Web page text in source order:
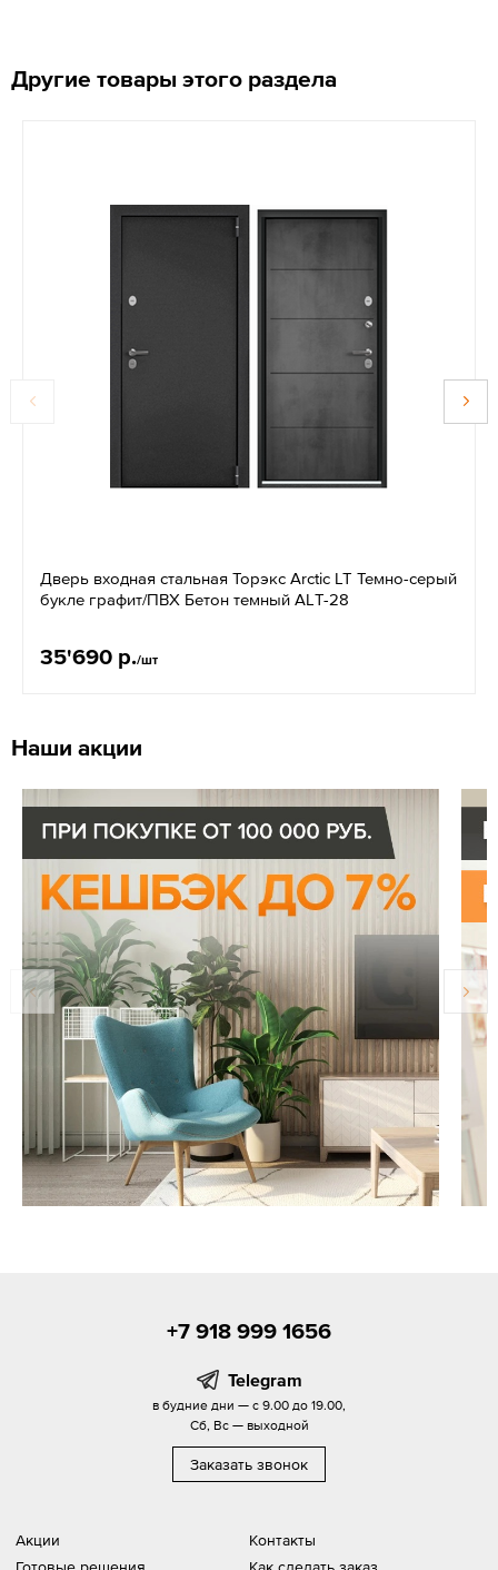
Другие товары этого раздела
Дверь входная стальная Торэкс Arctic LT Темно-серый
букле графит/ПВХ Бетон темный АLТ-28
35'690 р./шт
Наши акции
Акции
Готовые решения
Контакты
Как сделать заказ
+7 918 999 1656
Telegram
в будние дни — с 9.00 до 19.00,
Сб, Вс — выходной
Заказать звонок